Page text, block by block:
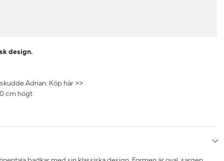
design.
Adrian: Köp här >>
cm högt